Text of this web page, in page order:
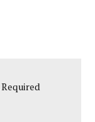
Required